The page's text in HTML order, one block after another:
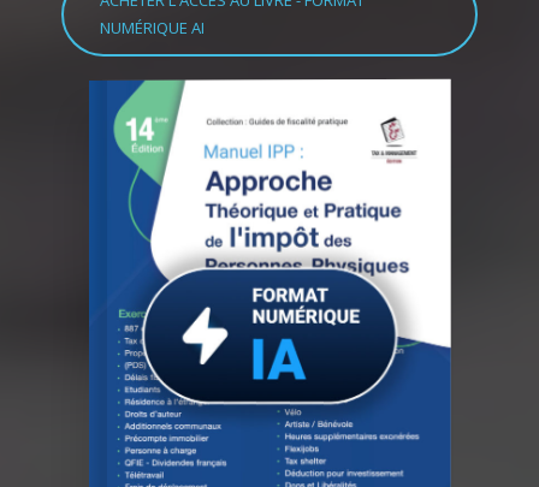
NUMÉRIQUE AI